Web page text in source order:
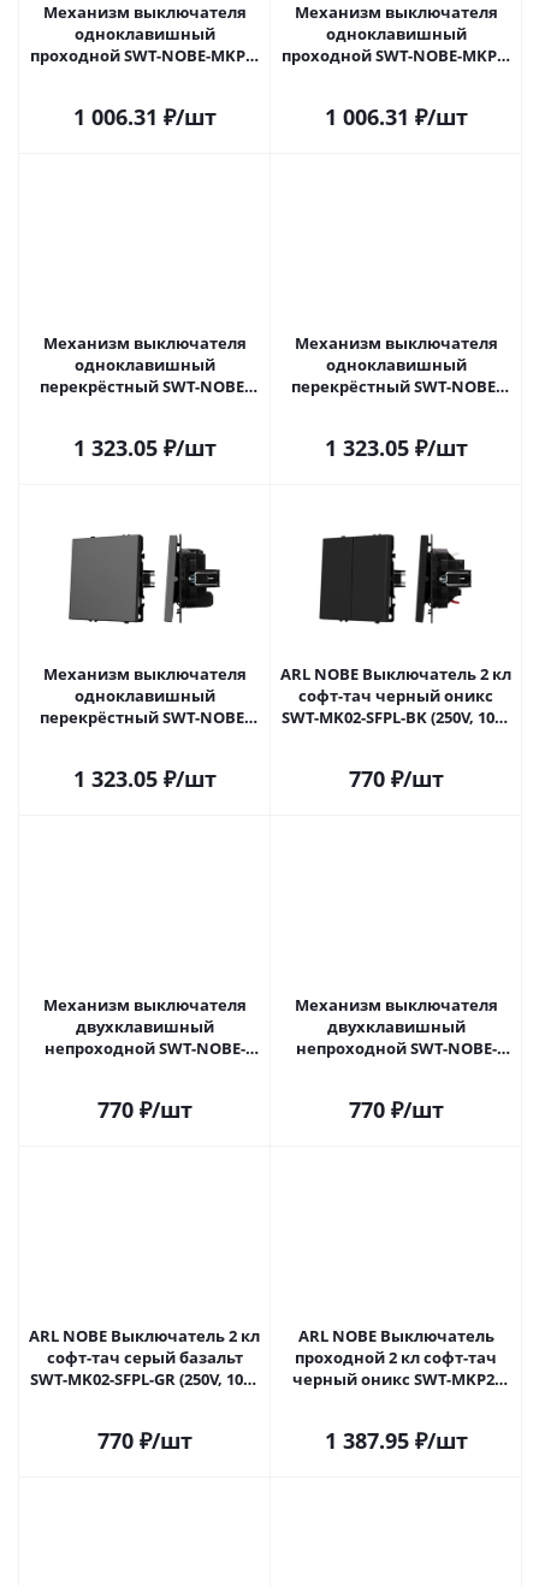
Механизм выключателя
одноклавишный
проходной SWT-NOBE-MKP1-
Самаре
1 006.31 ₽/шт
Механизм выключателя
одноклавишный
проходной SWT-NOBE-MKP1-
Самаре
1 006.31 ₽/шт
Механизм выключателя
одноклавишный
перекрёстный SWT-NOBE-
054249 в Самаре
1 323.05₽/шт
Механизм выключателя
одноклавишный
перекрёстный SWT-NOBE-
054250 в Самаре
1 323.05₽/шт
Механизм выключателя
одноклавишный
перекрёстный SWT-NOBE-
054251 в Самаре
1 323.05₽/шт
ARL NOBE Выключатель 2 кл
софт-тач черный оникс
SWT-MK02-SFPL-BK (250V, 10A)
770₽/шт
Механизм выключателя
двухклавишный
непроходной SWT-NOBE-
054253 в Самаре
770₽/шт
Механизм выключателя
двухклавишный
непроходной SWT-NOBE-
054254 в Самаре
770₽/шт
ARL NOBE Выключатель 2 кл
софт-тач серый базальт
SWT-MK02-SFPL-GR (250V, 10A)
770₽/шт
ARL NOBE Выключатель
проходной 2 кл софт-тач
черный оникс SWT-MKP2-
1 387.95₽/шт